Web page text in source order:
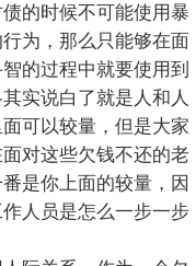
的时候不可能使用暴
为，那么只能够在面
的过程中就要使用到
实说白了就是人和人
可以较量，但是大家
对这些欠钱不还的老
是你上面的较量，因
人员是怎么一步一步